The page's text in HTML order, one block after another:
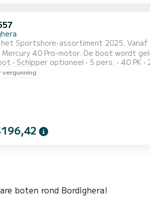
het Sportshore-assortiment 2025.
Mercury 40 Pro-motor. De boot wordt
Schipper optioneel 5 pers. 40 PK
vergunning
boten rond Bordighera!